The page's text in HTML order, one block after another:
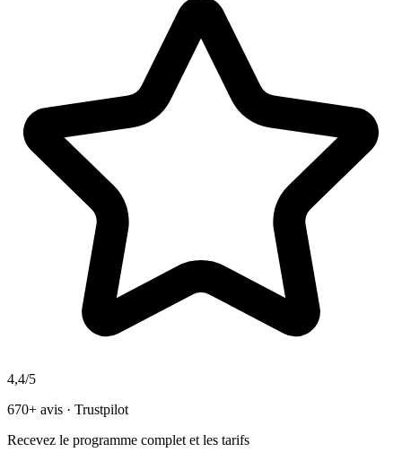
4,4/5
670+ avis · Trustpilot
Recevez le programme complet et les tarifs